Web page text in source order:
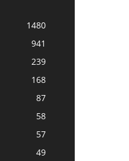
1480
941
239
168
87
58
57
49